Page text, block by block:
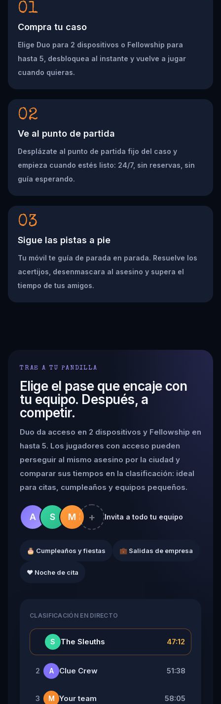
01
Compra tu caso
Elige Duo para 2 dispositivos o Fellowship para
hasta 5, desbloquea al instante y vuelve a jugar
cuando quieras.
02
Ve al punto de partida
Desplázate al punto de partida fijo del caso y
empieza cuando estés listo: 24/7, sin reservas, sin
guía esperando.
03
Sigue las pistas a pie
Tu móvil te guía de parada en parada. Resuelve los
acertijos, desenmascara al asesino y supera el
tiempo de tus amigos.
TRAE A TU PANDILLA
Elige el pase que encaje con
tu equipo. Después, a
competir.
Duo da acceso en 2 dispositivos y Fellowship en
hasta 5. Los jugadores con acceso pueden
perseguir al mismo asesino por la ciudad y
comparar sus tiempos en la clasificación: ideal
para citas, cumpleaños y equipos pequeños.
A S M + Invita a todo tu equipo
🎂 Cumpleaños y fiestas 💼 Salidas de empresa
❤️ Noche de cita
CLASIFICACIÓN EN DIRECTO
S The Sleuths 47:12
2 A Clue Crew 51:38
3 M Your team 58:05